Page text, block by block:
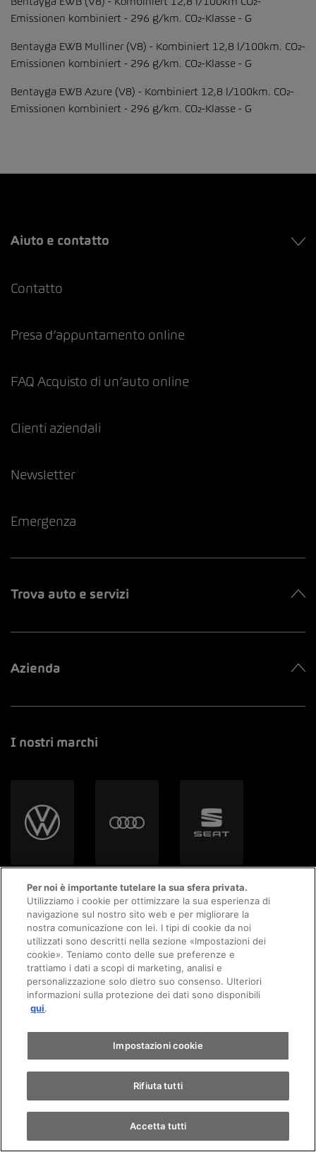
Emissionen kombiniert - 296 g/km. CO₂-Klasse - G
Bentayga EWB Mulliner (V8) - Kombiniert 12,8 l/100km. CO₂-
Emissionen kombiniert - 296 g/km. CO₂-Klasse - G
Bentayga EWB Azure (V8) - Kombiniert 12,8 l/100km. CO₂-
Emissionen kombiniert - 296 g/km. CO₂-Klasse - G
Appuntamento
Giro di prova
Trova un'auto
Aiuto e contatto
Contatto
Presa d’appuntamento online
FAQ Acquisto di un’auto online
Clienti aziendali
Newsletter
Emergenza
Trova auto e servizi
Azienda
I nostri marchi
Per noi è importante tutelare la sua sfera privata.
Utilizziamo i cookie per ottimizzare la sua esperienza di
navigazione sul nostro sito web e per migliorare la
nostra comunicazione con lei. I tipi di cookie da noi
utilizzati sono descritti nella sezione «Impostazioni dei
cookie». Teniamo conto delle sue preferenze e
trattiamo i dati a scopi di marketing, analisi e
personalizzazione solo dietro suo consenso. Ulteriori
informazioni sulla protezione dei dati sono disponibili
qui.
Impostazioni cookie
Rifiuta tutti
Accetta tutti